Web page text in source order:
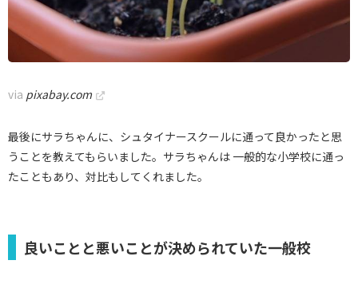
via pixabay.com
最後にサラちゃんに、シュタイナースクールに通って良かったと思
うことを教えてもらいました。サラちゃんは 一般的な小学校に通っ
たこともあり、対比もしてくれました。
良いことと悪いことが決められていた一般校